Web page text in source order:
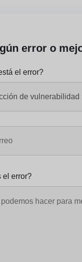
error o
el error?
el error?